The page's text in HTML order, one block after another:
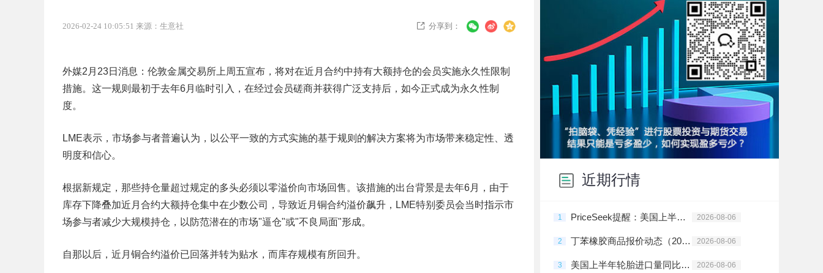
2026-02-24 10:05:51 来源：生意社  分享到：
外媒2月23日消息：伦敦金属交易所上周五宣布，将对在近月合约中持有大额持仓的会员实施永久性限制
措施。这一规则最初于去年6月临时引入，在经过会员磋商并获得广泛支持后，如今正式成为永久性制
度。
LME表示，市场参与者普遍认为，以公平一致的方式实施的基于规则的解决方案将为市场带来稳定性、透
明度和信心。
根据新规定，那些持仓量超过规定的多头必须以零溢价向市场回售。该措施的出台背景是去年6月，由于
库存下降叠加近月合约大额持仓集中在少数公司，导致近月铜合约溢价飙升，LME特别委员会当时指示市
场参与者减少大规模持仓，以防范潜在的市场"逼仓"或"不良局面"形成。
自那以后，近月铜合约溢价已回落并转为贴水，而库存规模有所回升。
近期行情
1 PriceSeek提醒：美国上半年轮胎进口下滑影响橡胶行情 2026-08-06
2 丁苯橡胶商品报价动态（2026-08-06） 2026-08-06
3 美国上半年轮胎进口量同比降2.5% 2026-08-06